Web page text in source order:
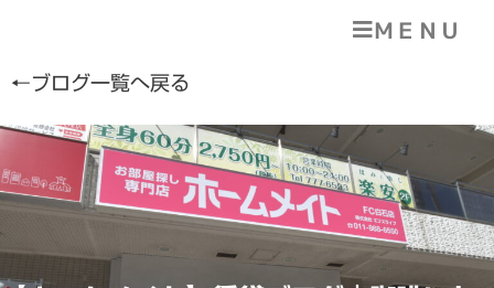
ＭＥＮＵ
←ブログ一覧へ戻る